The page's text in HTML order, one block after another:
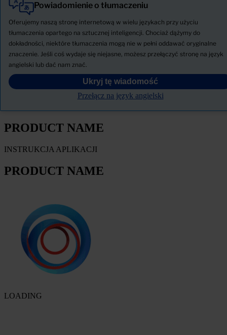
Powiadomienie o tłumaczeniu
Oferujemy naszą stronę internetową w wielu językach przy użyciu
tłumaczenia opartego na sztucznej inteligencji. Chociaż dążymy do
dokładności, niektóre tłumaczenia mogą nie w pełni oddawać oryginalne
znaczenie. Jeśli coś wydaje się niejasne, możesz przełączyć stronę na język
angielski lub dać nam znać.
Ukryj tę wiadomość
Przełącz na język angielski
Wszystkie
Produkty
AKTUALNOŚCI
Pobierz Kartę charakterystyki
PRODUCT NAME
FILTRY
PRODUCT NAME
INSTRUKCJA APLIKACJI
PRODUCT NAME
LOADING